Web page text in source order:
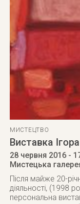
МИСТЕЦТВО
Виставка
28 червня 2016 -
Мистецька
Після майже 20-
діяльності, (1998
персональна